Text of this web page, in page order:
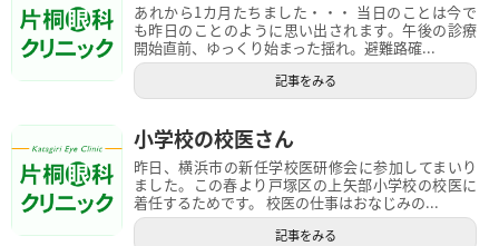
あれから1カ月たちました・・・ 当日のことは今で
も昨日のことのように思い出されます。午後の診療
開始直前、ゆっくり始まった揺れ。避難路確...
記事をみる
小学校の校医さん
昨日、横浜市の新任学校医研修会に参加してまいり
ました。この春より戸塚区の上矢部小学校の校医に
着任するためです。 校医の仕事はおなじみの...
記事をみる